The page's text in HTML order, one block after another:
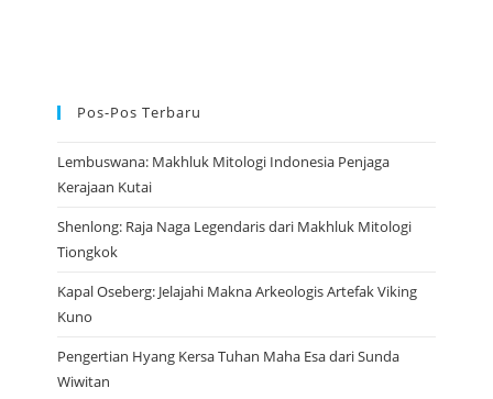
Pos-Pos Terbaru
Lembuswana: Makhluk Mitologi Indonesia Penjaga
Kerajaan Kutai
Shenlong: Raja Naga Legendaris dari Makhluk Mitologi
Tiongkok
Kapal Oseberg: Jelajahi Makna Arkeologis Artefak Viking
Kuno
Pengertian Hyang Kersa Tuhan Maha Esa dari Sunda
Wiwitan